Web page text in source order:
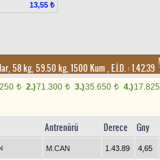
13,55 ₺
58 kg, 59.50 kg, 1500 Kum,E.İ.D. :1.42.39
t 2.)71.300 t 3.)35.650 t 4.)17.825
Antrenörü Derece Gny
M.CAN 1.43.89 4,65